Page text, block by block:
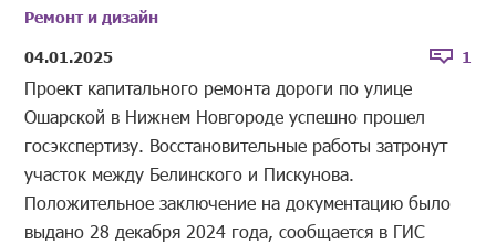
Ремонт и дизайн
04.01.2025
1
Проект капитального ремонта дороги по улице
Ошарской в Нижнем Новгороде успешно прошел
госэкспертизу. Восстановительные работы затронут
участок между Белинского и Пискунова.
Положительное заключение на документацию было
выдано 28 декабря 2024 года, сообщается в ГИС